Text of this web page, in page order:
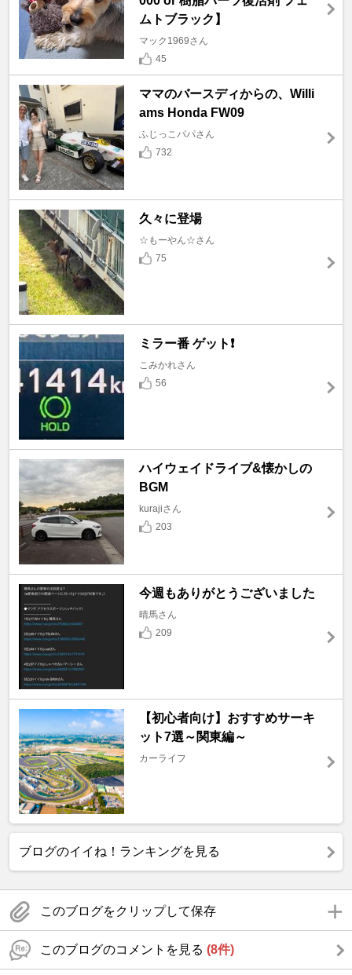
ムトブラック】
マック1969さん
45
ママのバースディからの、Willi
ams Honda FW09
ふじっこパパさん
732
久々に登場
☆もーやん☆さん
75
ミラー番 ゲット❗️
こみかれさん
56
ハイウェイドライブ&懐かしの
BGM
kurajiさん
203
今週もありがとうございました
晴馬さん
209
【初心者向け】おすすめサーキ
ット7選～関東編～
カーライフ
ブログのイイね！ランキングを見る
このブログをクリップして保存
このブログのコメントを見る (8件)